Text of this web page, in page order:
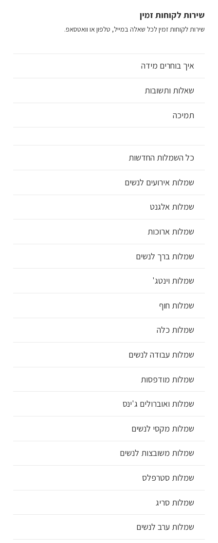
שירות לקוחות זמין
שירות לקוחות זמין לכל שאלה במייל, טלפון או וואטסאפ.
איך בוחרים מידה
שאלות ותשובות
תמיכה
כל השמלות החדשות
שמלות אירועים לנשים
שמלות אלגנט
שמלות ארוכות
שמלות ברך לנשים
שמלות וינטג'
שמלות חוף
שמלות כלה
שמלות עבודה לנשים
שמלות מודפסות
שמלות ואוברולים ג'ינס
שמלות מקסי לנשים
שמלות משובצות לנשים
שמלות סטרפלס
שמלות סריג
שמלות ערב לנשים